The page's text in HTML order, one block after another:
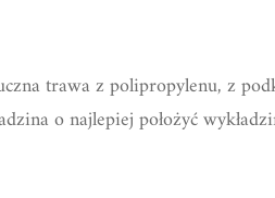
trawa z polipropylenu, z
o najlepiej położyć